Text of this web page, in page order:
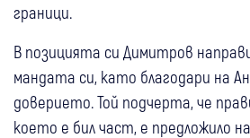
граници.
В позицията си Димитров
мандата си, като благодари на
доверието. Той подчерта, че
което е бил част, е предложило